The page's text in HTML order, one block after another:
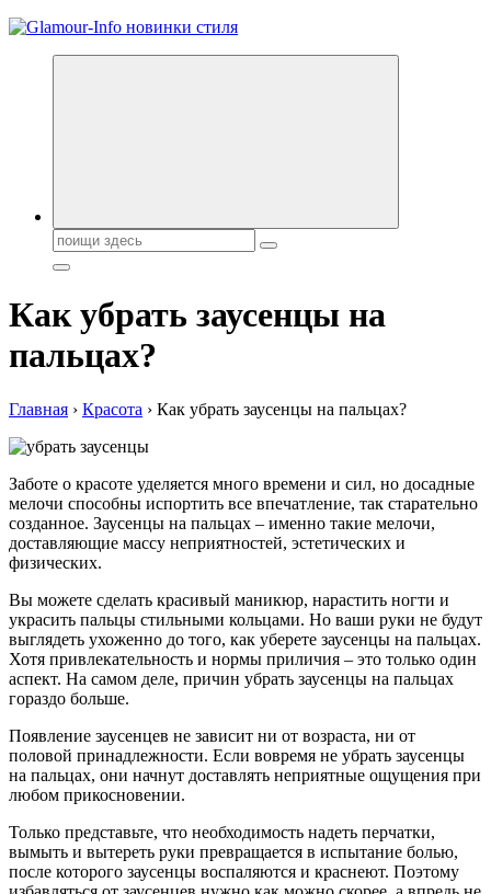
Секреты молодости, красоты и долголетия. Гламурный журнал
Поиск:
Как убрать заусенцы на
пальцах?
Главная › Красота › Как убрать заусенцы на пальцах?
Заботе о красоте уделяется много времени и сил, но досадные
мелочи способны испортить все впечатление, так старательно
созданное. Заусенцы на пальцах – именно такие мелочи,
доставляющие массу неприятностей, эстетических и
физических.
Вы можете сделать красивый маникюр, нарастить ногти и
украсить пальцы стильными кольцами. Но ваши руки не будут
выглядеть ухоженно до того, как уберете заусенцы на пальцах.
Хотя привлекательность и нормы приличия – это только один
аспект. На самом деле, причин убрать заусенцы на пальцах
гораздо больше.
Появление заусенцев не зависит ни от возраста, ни от
половой принадлежности. Если вовремя не убрать заусенцы
на пальцах, они начнут доставлять неприятные ощущения при
любом прикосновении.
Только представьте, что необходимость надеть перчатки,
вымыть и вытереть руки превращается в испытание болью,
после которого заусенцы воспаляются и краснеют. Поэтому